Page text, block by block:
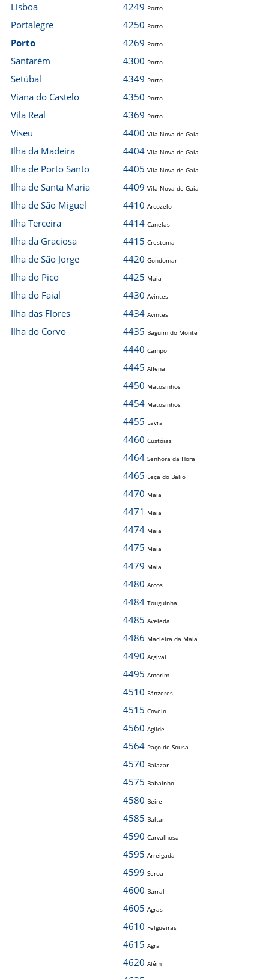
Lisboa
Portalegre
Porto
Santarém
Setúbal
Viana do Castelo
Vila Real
Viseu
Ilha da Madeira
Ilha de Porto Santo
Ilha de Santa Maria
Ilha de São Miguel
Ilha Terceira
Ilha da Graciosa
Ilha de São Jorge
Ilha do Pico
Ilha do Faial
Ilha das Flores
Ilha do Corvo
4249 Porto
4250 Porto
4269 Porto
4300 Porto
4349 Porto
4350 Porto
4369 Porto
4400 Vila Nova de Gaia
4404 Vila Nova de Gaia
4405 Vila Nova de Gaia
4409 Vila Nova de Gaia
4410 Arcozelo
4414 Canelas
4415 Crestuma
4420 Gondomar
4425 Maia
4430 Avintes
4434 Avintes
4435 Baguim do Monte
4440 Campo
4445 Alfena
4450 Matosinhos
4454 Matosinhos
4455 Lavra
4460 Custóias
4464 Senhora da Hora
4465 Leça do Balio
4470 Maia
4471 Maia
4474 Maia
4475 Maia
4479 Maia
4480 Arcos
4484 Touguinha
4485 Aveleda
4486 Macieira da Maia
4490 Argivai
4495 Amorim
4510 Fânzeres
4515 Covelo
4560 Agilde
4564 Paço de Sousa
4570 Balazar
4575 Babainho
4580 Beire
4585 Baltar
4590 Carvalhosa
4595 Arreigada
4599 Seroa
4600 Barral
4605 Agras
4610 Felgueiras
4615 Agra
4620 Além